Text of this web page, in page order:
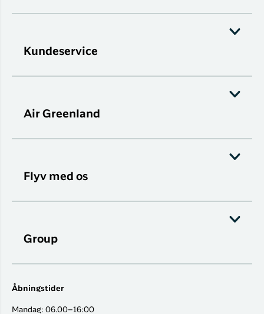
Kundeservice
Air Greenland
Flyv med os
Group
Åbningstider
Mandag: 06.00–16:00